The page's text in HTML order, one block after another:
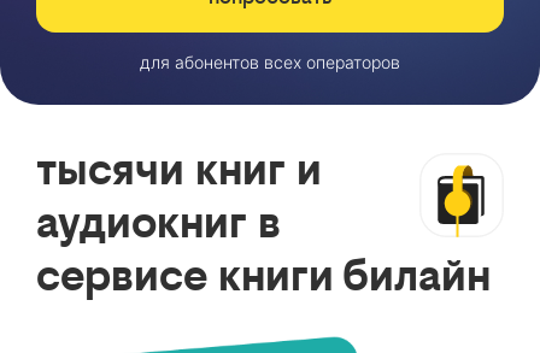
для абонентов всех операторов
тысячи книг и
аудиокниг в
сервисе книги билайн